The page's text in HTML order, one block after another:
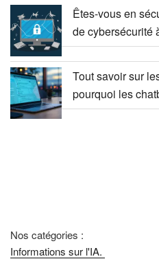
Êtes-vous en
de cybersécurité
Tout savoir sur
pourquoi les
Nos catégories :
Informations sur l'IA.